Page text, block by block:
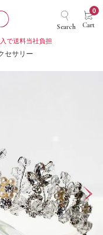
Search Cart
0
で送料当社負担
セサリー